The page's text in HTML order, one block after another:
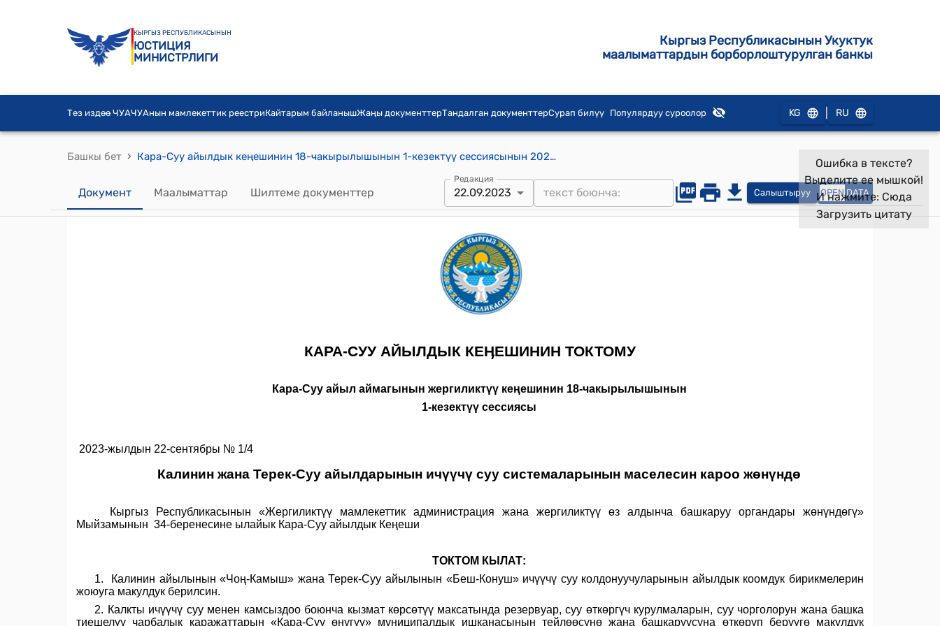
КЫРГЫЗ РЕСПУБЛИКАСЫНЫН
ЮСТИЦИЯ
МИНИСТРЛИГИ
Кыргыз Республикасынын Укуктук
маалыматтардын борборлоштурулган банкы
Тез издөө ЧУАЧУАнын мамлекеттик реестриКайтарым байланышЖаңы документтерТандалган документтерСурап билүү Популярдуу суроолор KG RU
Башкы бет › Кара-Суу айылдык кеңешинин 18-чакырылышынын 1-кезектүү сессиясынын 2023-жылдын 22-сентябры № 1/4 "Калинин жана Терек-Суу айылдарынын ичүүчү суу системаларынын маселесин кароо жөнүндө" токтому
Документ Маалыматтар Шилтеме документтер
Редакция
22.09.2023 Салыштыруу OPEN DATA
Ошибка в тексте?
Выделите ее мышкой!
И нажмите: Сюда
Загрузить цитату